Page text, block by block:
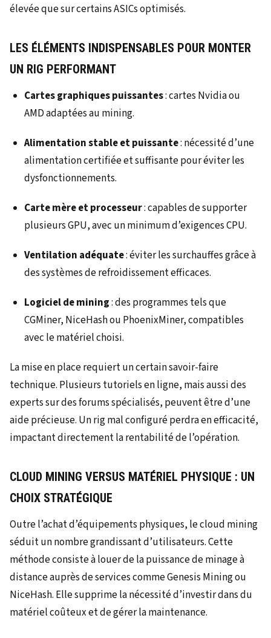
élevée que sur certains ASICs optimisés.
LES ÉLÉMENTS INDISPENSABLES POUR MONTER
UN RIG PERFORMANT
Cartes graphiques puissantes: cartes Nvidia ou
AMD adaptées au mining.
Alimentation stable et puissante: nécessité d’une
alimentation certifiée et suffisante pour éviter les
dysfonctionnements.
Carte mère et processeur: capables de supporter
plusieurs GPU, avec un minimum d’exigences CPU.
Ventilation adéquate: éviter les surchauffes grâce à
des systèmes de refroidissement efficaces.
Logiciel de mining: des programmes tels que
CGMiner, NiceHash ou PhoenixMiner, compatibles
avec le matériel choisi.
La mise en place requiert un certain savoir-faire
technique. Plusieurs tutoriels en ligne, mais aussi des
experts sur des forums spécialisés, peuvent être d’une
aide précieuse. Un rig mal configuré perdra en efficacité,
impactant directement la rentabilité de l’opération.
CLOUD MINING VERSUS MATÉRIEL PHYSIQUE : UN
CHOIX STRATÉGIQUE
Outre l’achat d’équipements physiques, le cloud mining
séduit un nombre grandissant d’utilisateurs. Cette
méthode consiste à louer de la puissance de minage à
distance auprès de services comme Genesis Mining ou
NiceHash. Elle supprime la nécessité d’investir dans du
matériel coûteux et de gérer la maintenance.